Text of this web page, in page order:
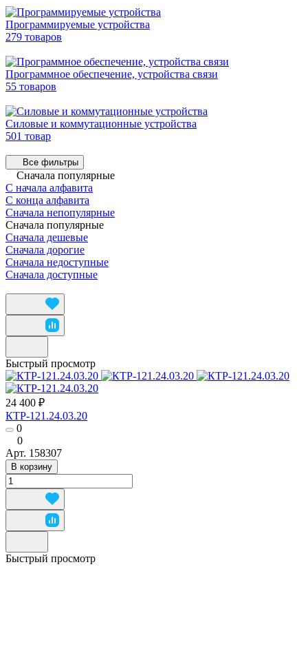
Программируемые устройства
279 товаров
Программное обеспечение, устройства связи
55 товаров
Силовые и коммутационные устройства
501 товар
Все фильтры
Сначала популярные
С начала алфавита
С конца алфавита
Сначала непопулярные
Сначала популярные
Сначала дешевые
Сначала дорогие
Сначала недоступные
Сначала доступные
Быстрый просмотр
24 400 ₽
КТР-121.24.03.20
0
0
Арт. 158307
В корзину
Быстрый просмотр